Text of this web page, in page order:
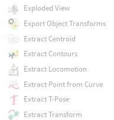
Exploded View
Export Object Transforms
Extract Centroid
Extract Contours
Extract Locomotion
Extract Point from Curve
Extract T-Pose
Extract Transform